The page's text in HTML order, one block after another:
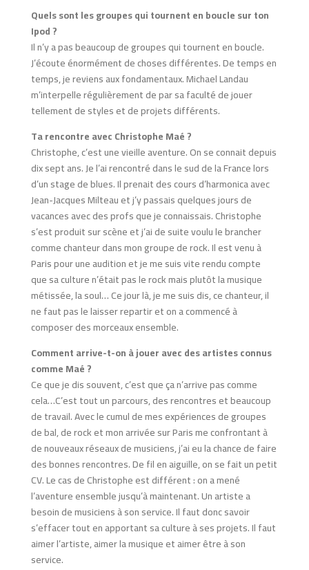
Quels sont les groupes qui tournent en boucle sur ton
Ipod ?
Il n’y a pas beaucoup de groupes qui tournent en boucle.
J’écoute énormément de choses différentes. De temps en
temps, je reviens aux fondamentaux. Michael Landau
m’interpelle régulièrement de par sa faculté de jouer
tellement de styles et de projets différents.
Ta rencontre avec Christophe Maé ?
Christophe, c’est une vieille aventure. On se connait depuis
dix sept ans. Je l’ai rencontré dans le sud de la France lors
d’un stage de blues. Il prenait des cours d’harmonica avec
Jean-Jacques Milteau et j’y passais quelques jours de
vacances avec des profs que je connaissais. Christophe
s’est produit sur scène et j’ai de suite voulu le brancher
comme chanteur dans mon groupe de rock. Il est venu à
Paris pour une audition et je me suis vite rendu compte
que sa culture n’était pas le rock mais plutôt la musique
métissée, la soul… Ce jour là, je me suis dis, ce chanteur, il
ne faut pas le laisser repartir et on a commencé à
composer des morceaux ensemble.
Comment arrive-t-on à jouer avec des artistes connus
comme Maé ?
Ce que je dis souvent, c’est que ça n’arrive pas comme
cela…C’est tout un parcours, des rencontres et beaucoup
de travail. Avec le cumul de mes expériences de groupes
de bal, de rock et mon arrivée sur Paris me confrontant à
de nouveaux réseaux de musiciens, j’ai eu la chance de faire
des bonnes rencontres. De fil en aiguille, on se fait un petit
CV. Le cas de Christophe est différent : on a mené
l’aventure ensemble jusqu’à maintenant. Un artiste a
besoin de musiciens à son service. Il faut donc savoir
s’effacer tout en apportant sa culture à ses projets. Il faut
aimer l’artiste, aimer la musique et aimer être à son
service.